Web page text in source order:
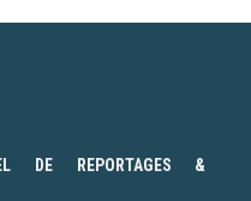
DE REPORTAGES &